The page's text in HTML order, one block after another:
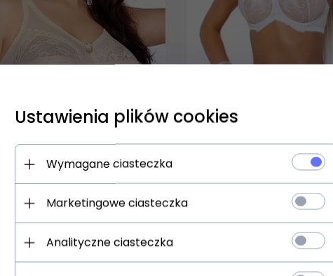
biustonosz miękki Paripari Reggia
Ustawienia plików cookies
Wymagane ciasteczka
Marketingowe ciasteczka
Analityczne ciasteczka